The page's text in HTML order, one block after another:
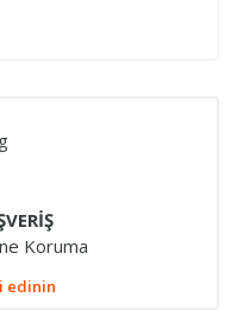
Koruma
edinin